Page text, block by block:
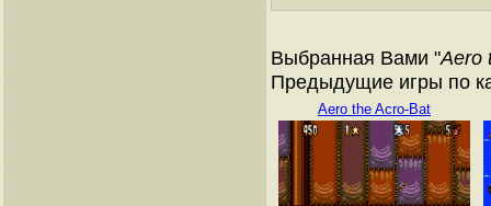
Выбранная Вами "Aero
Предыдущие игры по
Aero the Acro-Bat